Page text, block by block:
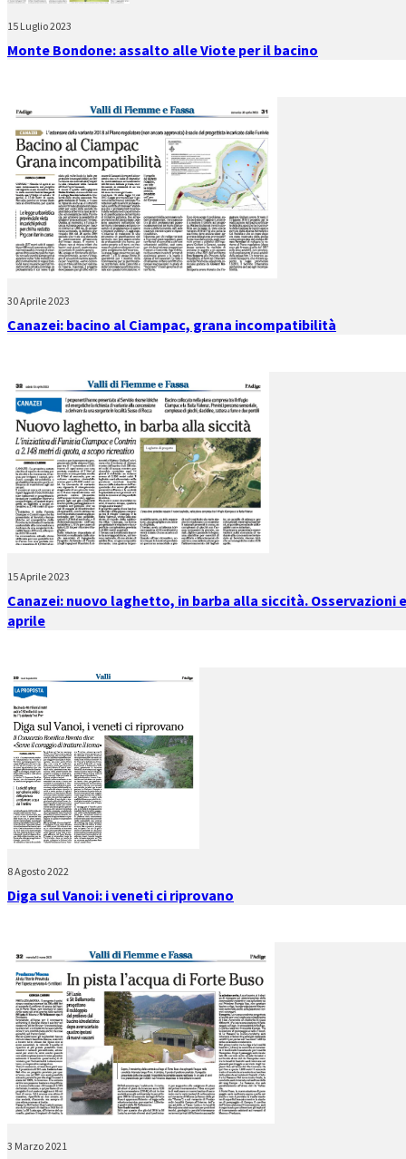
15 Luglio 2023
Monte Bondone: assalto alle Viote per il bacino
30 Aprile 2023
Canazei: bacino al Ciampac, grana incompatibilità
15 Aprile 2023
Canazei: nuovo laghetto, in barba alla siccità. Osservazioni
aprile
8 Agosto 2022
Diga sul Vanoi: i veneti ci riprovano
3 Marzo 2021